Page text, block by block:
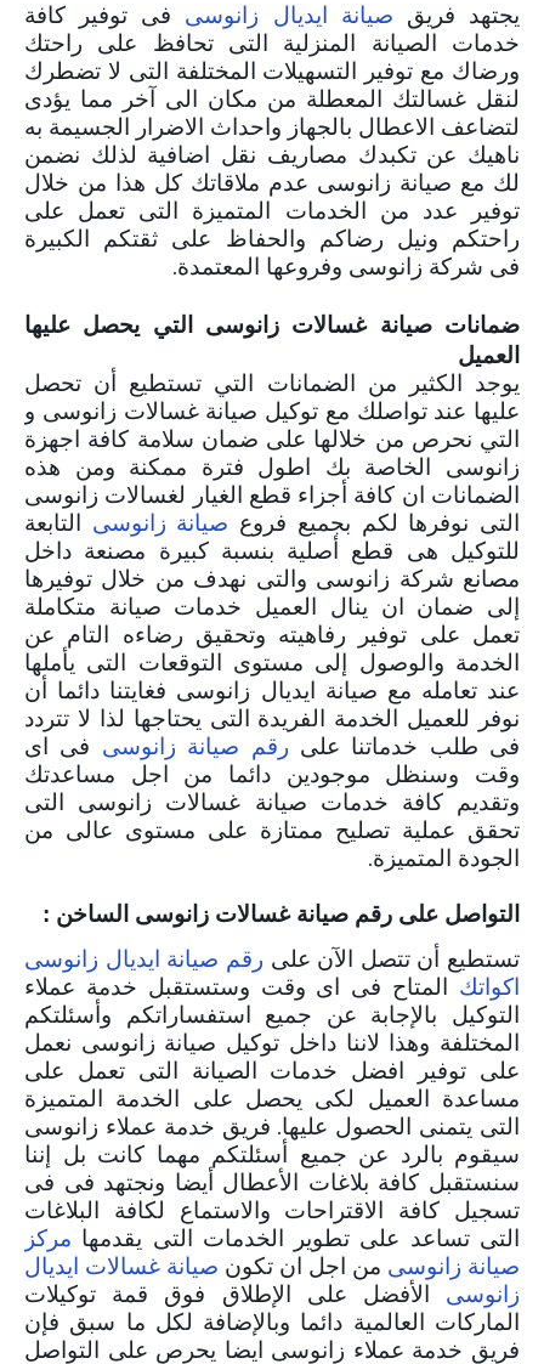
يجتهد فريق صيانة ايديال زانوسى فى توفير كافة
خدمات الصيانة المنزلية التى تحافظ على راحتك
ورضاك مع توفير التسهيلات المختلفة التى لا تضطرك
لنقل غسالتك المعطلة من مكان الى آخر مما يؤدى
لتضاعف الاعطال بالجهاز واحداث الاضرار الجسيمة به
ناهيك عن تكبدك مصاريف نقل اضافية لذلك نضمن
لك مع صيانة زانوسى عدم ملاقاتك كل هذا من خلال
توفير عدد من الخدمات المتميزة التى تعمل على
راحتكم ونيل رضاكم والحفاظ على ثقتكم الكبيرة
فى شركة زانوسى وفروعها المعتمدة.
ضمانات صيانة غسالات زانوسى التي يحصل عليها
العميل
يوجد الكثير من الضمانات التي تستطيع أن تحصل
عليها عند تواصلك مع توكيل صيانة غسالات زانوسى و
التي نحرص من خلالها على ضمان سلامة كافة اجهزة
زانوسى الخاصة بك اطول فترة ممكنة ومن هذه
الضمانات ان كافة أجزاء قطع الغيار لغسالات زانوسى
التى نوفرها لكم بجميع فروع صيانة زانوسى التابعة
للتوكيل هى قطع أصلية بنسبة كبيرة مصنعة داخل
مصانع شركة زانوسى والتى نهدف من خلال توفيرها
إلى ضمان ان ينال العميل خدمات صيانة متكاملة
تعمل على توفير رفاهيته وتحقيق رضاءه التام عن
الخدمة والوصول إلى مستوى التوقعات التى يأملها
عند تعامله مع صيانة ايديال زانوسى فغايتنا دائما أن
نوفر للعميل الخدمة الفريدة التى يحتاجها لذا لا تتردد
فى طلب خدماتنا على رقم صيانة زانوسى فى اى
وقت وسنظل موجودين دائما من اجل مساعدتك
وتقديم كافة خدمات صيانة غسالات زانوسى التى
تحقق عملية تصليح ممتازة على مستوى عالى من
الجودة المتميزة.
التواصل على رقم صيانة غسالات زانوسى الساخن :
تستطيع أن تتصل الآن على رقم صيانة ايديال زانوسى
اكواتك المتاح فى اى وقت وستستقبل خدمة عملاء
التوكيل بالإجابة عن جميع استفساراتكم وأسئلتكم
المختلفة وهذا لاننا داخل توكيل صيانة زانوسى نعمل
على توفير افضل خدمات الصيانة التى تعمل على
مساعدة العميل لكى يحصل على الخدمة المتميزة
التى يتمنى الحصول عليها. فريق خدمة عملاء زانوسى
سيقوم بالرد عن جميع أسئلتكم مهما كانت بل إننا
سنستقبل كافة بلاغات الأعطال أيضا ونجتهد فى فى
تسجيل كافة الاقتراحات والاستماع لكافة البلاغات
التى تساعد على تطوير الخدمات التى يقدمها مركز
صيانة زانوسى من اجل ان تكون صيانة غسالات ايديال
زانوسى الأفضل على الإطلاق فوق قمة توكيلات
الماركات العالمية دائما وبالإضافة لكل ما سبق فإن
فريق خدمة عملاء زانوسى ايضا يحرص على التواصل